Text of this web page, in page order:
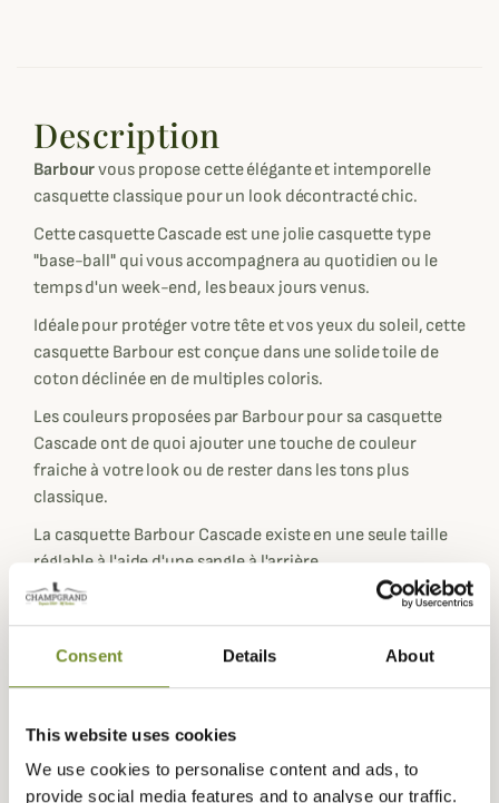
Consent Details About
This website uses cookies
We use cookies to personalise content and ads, to
provide social media features and to analyse our traffic.
Description
Barbourvous propose cette élégante et intemporelle
casquette classique pour un look décontracté chic.
Cette casquette Cascade est une jolie casquette type
"base-ball" qui vous accompagnera au quotidien ou le
temps d'un week-end, les beaux jours venus.
Idéale pour protéger votre tête et vos yeux du soleil, cette
casquette Barbour est conçue dans une solide toile de
coton déclinée en de multiples coloris.
Les couleurs proposées par Barbour pour sa casquette
Cascade ont de quoi ajouter une touche de couleur
fraiche à votre look ou de rester dans les tons plus
classique.
La casquette Barbour Cascade existe en une seule taille
réglable à l'aide d'une sangle à l'arrière.
Fiche technique
Matières 100% Coton
Composition 100% Coton
Coloris
Beige, Bleu, Gris, Noir, Rose, Rouge,